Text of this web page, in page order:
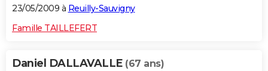
23/05/2009 à Reuilly-Sauvigny
Famille TAILLEFERT
Daniel DALLAVALLE (67 ans)